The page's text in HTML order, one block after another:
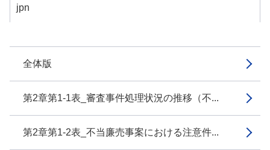
全体版
第2章第1-1表_審査事件処理状況の推移（不...
第2章第1-2表_不当廉売事案における注意件...
jpn